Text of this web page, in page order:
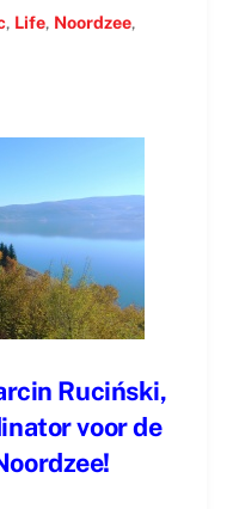
, Life, Noordzee,
Ruciński,
voor de